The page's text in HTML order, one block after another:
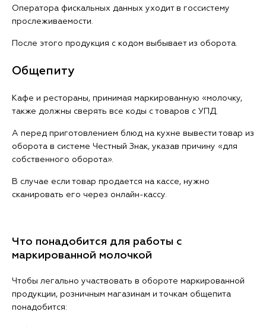
Оператора фискальных данных уходит в госсистему
прослеживаемости.
После этого продукция с кодом выбывает из оборота.
Общепиту
Кафе и рестораны, принимая маркированную «молочку,
также должны сверять все коды с товаров с УПД.
А перед приготовлением блюд на кухне вывести товар из
оборота в системе Честный Знак, указав причину «для
собственного оборота».
В случае если товар продается на кассе, нужно
сканировать его через онлайн-кассу.
Что понадобится для работы с
маркированной молочкой
Чтобы легально участвовать в обороте маркированной
продукции, розничным магазинам и точкам общепита
понадобится: